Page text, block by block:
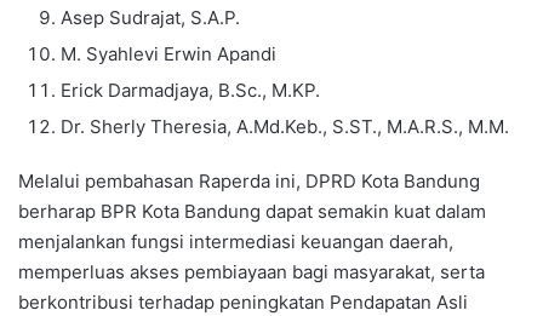
Asep Sudrajat, S.A.P.
M. Syahlevi Erwin Apandi
Erick Darmadjaya, B.Sc., M.KP.
Dr. Sherly Theresia, A.Md.Keb., S.ST., M.A.R.S., M.M.
Melalui pembahasan Raperda ini, DPRD Kota Bandung
berharap BPR Kota Bandung dapat semakin kuat dalam
menjalankan fungsi intermediasi keuangan daerah,
memperluas akses pembiayaan bagi masyarakat, serta
berkontribusi terhadap peningkatan Pendapatan Asli